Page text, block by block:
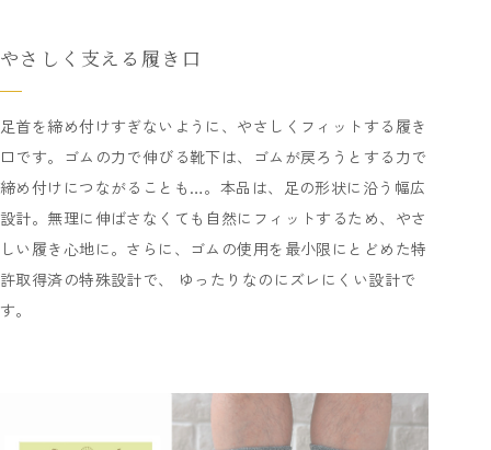
やさしく支える履き口
足首を締め付けすぎないように、やさしくフィットする履き
口です。ゴムの力で伸びる靴下は、ゴムが戻ろうとする力で
締め付けにつながることも…。本品は、足の形状に沿う幅広
設計。無理に伸ばさなくても自然にフィットするため、やさ
しい履き心地に。さらに、ゴムの使用を最小限にとどめた特
許取得済の特殊設計で、 ゆったりなのにズレにくい設計で
す。